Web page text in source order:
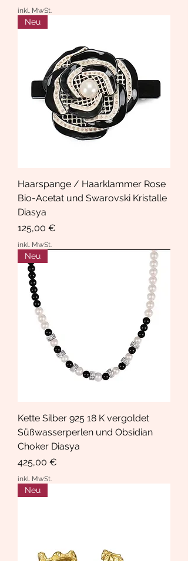
inkl. MwSt.
Neu
Haarspange / Haarklammer Rose
Bio-Acetat und Swarovski Kristalle
Diasya
Preis
125,00 €
inkl. MwSt.
Neu
Kette Silber 925 18 K vergoldet
Süßwasserperlen und Obsidian
Choker Diasya
Preis
425,00 €
inkl. MwSt.
Neu